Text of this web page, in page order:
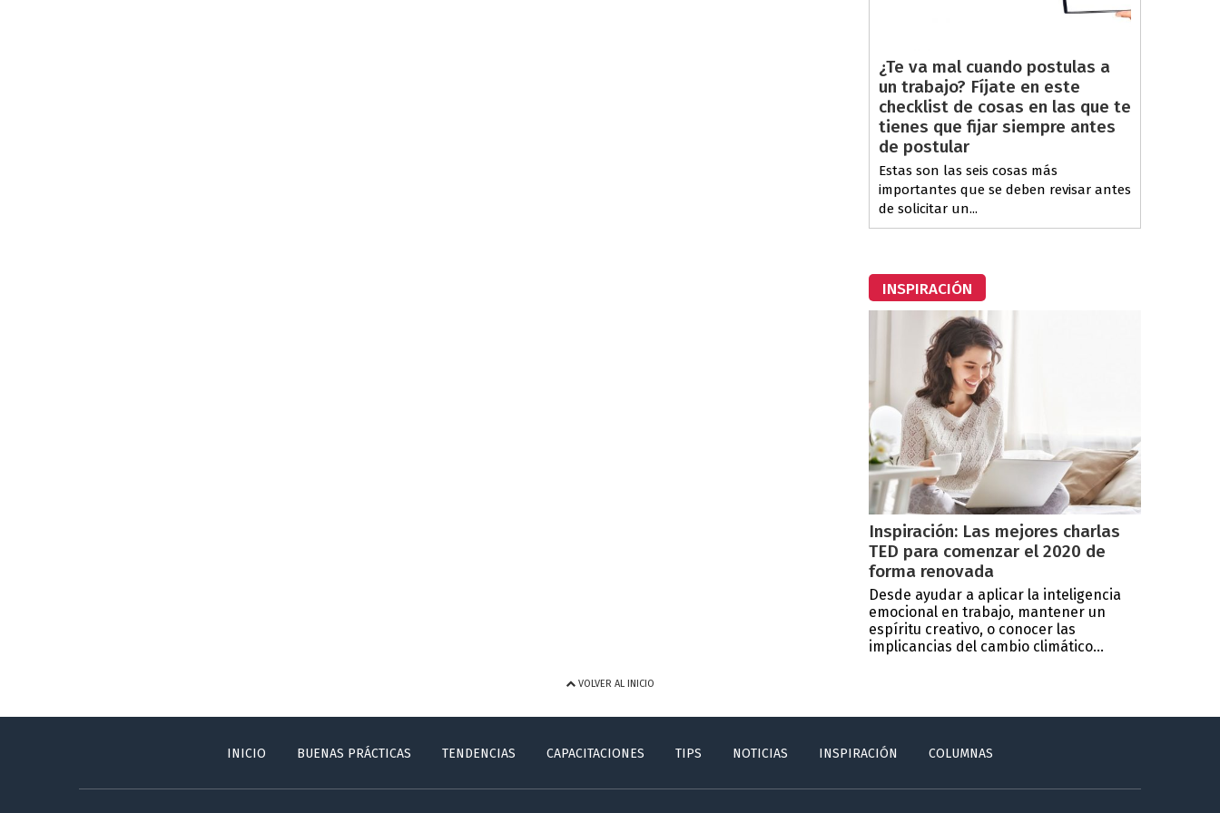
¿Te va mal cuando postulas a
un trabajo? Fíjate en este
checklist de cosas en las que te
tienes que fijar siempre antes
de postular
Estas son las seis cosas más
importantes que se deben revisar antes
de solicitar un...
INSPIRACIÓN
Inspiración: Las mejores charlas
TED para comenzar el 2020 de
forma renovada
Desde ayudar a aplicar la inteligencia
emocional en trabajo, mantener un
espíritu creativo, o conocer las
implicancias del cambio climático...
VOLVER AL INICIO
INICIO BUENAS PRÁCTICAS TENDENCIAS CAPACITACIONES TIPS NOTICIAS INSPIRACIÓN COLUMNAS